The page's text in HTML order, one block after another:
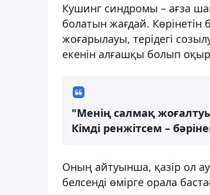
Кушинг синдромы – ағза
болатын жағдай. Көрінетін
жоғарылауы, терідегі
екенін алғашқы болып
"Менің салмақ
Кімді ренжітсем –
Оның айтуынша, қазір ол
белсенді өмірге орала